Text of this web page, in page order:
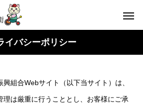
イバシーポリシー
組合Webサイト（以下当サイト）は、
理は厳重に行うこととし、お客様にご承